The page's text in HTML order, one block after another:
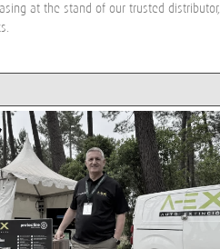
at the stand of our trusted distributor,